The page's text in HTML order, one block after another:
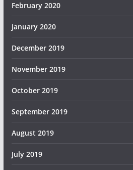
February 2020
January 2020
December 2019
November 2019
October 2019
September 2019
August 2019
July 2019